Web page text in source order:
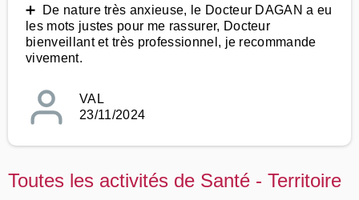
➕ De nature très anxieuse, le Docteur DAGAN a eu
les mots justes pour me rassurer, Docteur
bienveillant et très professionnel, je recommande
vivement.
VAL
23/11/2024
Toutes les activités de Santé - Territoire